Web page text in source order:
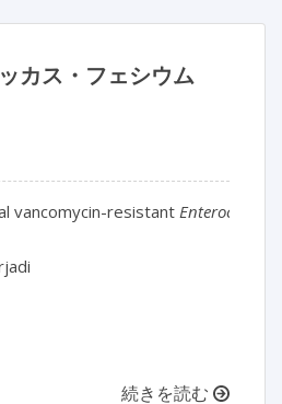
カス・フェシウム
vancomycin-resistant Enterococcus
続きを読む